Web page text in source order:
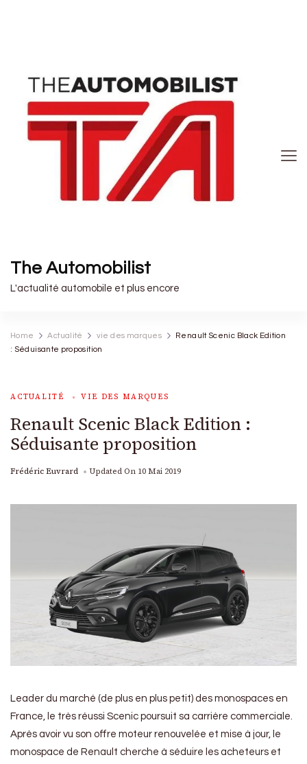
The Automobilist
L'actualité automobile et plus encore
Home Actualité vie des marques
Renault Scenic Black Edition
: Séduisante proposition
ACTUALITÉ VIE DES MARQUES
Renault Scenic Black Edition :
Séduisante proposition
Frédéric Euvrard Updated On 10 Mai 2019
Leader du marché (de plus en plus petit) des monospaces en
France, le très réussi Scenic poursuit sa carrière commerciale.
Après avoir vu son offre moteur renouvelée et mise à jour, le
monospace de Renault cherche à séduire les acheteurs et